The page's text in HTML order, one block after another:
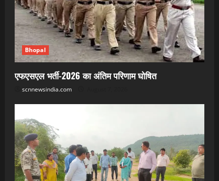
Bhopal
एफएसएल भर्ती-2026 का अंतिम परिणाम घोषित
scnnewsindia.com